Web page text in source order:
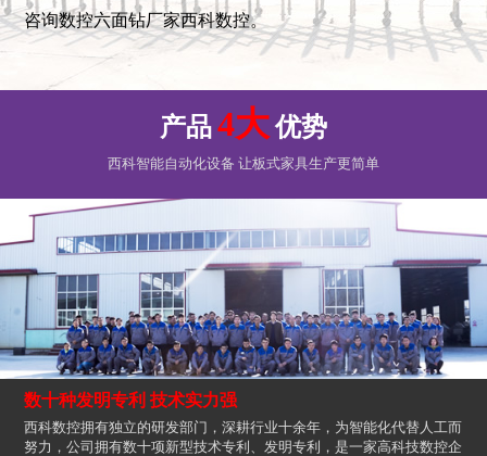
咨询数控六面钻厂家西科数控。
产品4大优势
西科智能自动化设备 让板式家具生产更简单
数十种发明专利 技术实力强
西科数控拥有独立的研发部门，深耕行业十余年，为智能化代替人工而
努力，公司拥有数十项新型技术专利、发明专利，是一家高科技数控企